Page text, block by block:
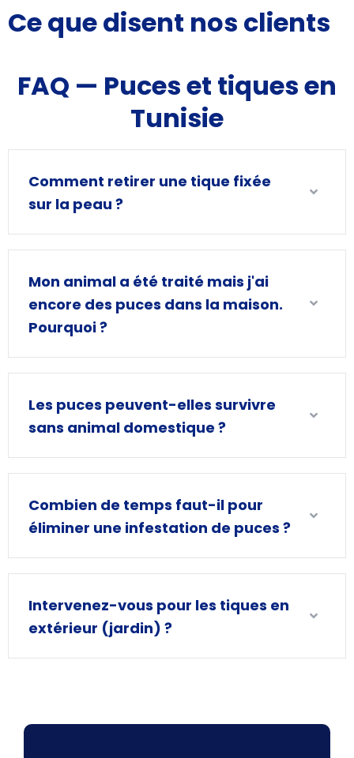
Ce que disent nos clients
FAQ — Puces et tiques en
Tunisie
Comment retirer une tique fixée
sur la peau ?
Mon animal a été traité mais j'ai
encore des puces dans la maison.
Pourquoi ?
Les puces peuvent-elles survivre
sans animal domestique ?
Combien de temps faut-il pour
éliminer une infestation de puces ?
Intervenez-vous pour les tiques en
extérieur (jardin) ?